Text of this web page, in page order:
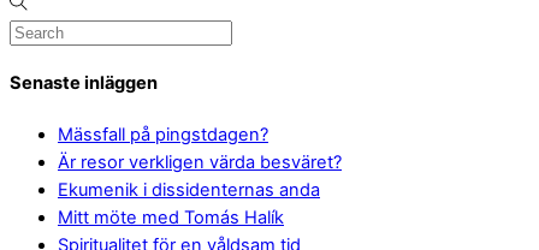
Senaste inläggen
Mässfall på pingstdagen?
Är resor verkligen värda besväret?
Ekumenik i dissidenternas anda
Mitt möte med Tomás Halík
Spiritualitet för en våldsam tid